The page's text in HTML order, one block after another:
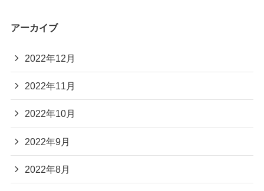
アーカイブ
2022年12月
2022年11月
2022年10月
2022年9月
2022年8月